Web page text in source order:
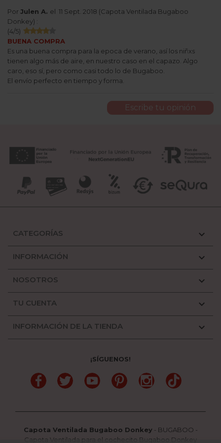
Por Julen A. el 11 Sept. 2018 (Capota Ventilada Bugaboo
Donkey) :
(4/5)
BUENA COMPRA
Es una buena compra para la epoca de verano, así los niñxs
tienen algo más de aire, en nuestro caso en el capazo. Algo
caro, eso sí, pero como casi todo lo de Bugaboo.
El envío perfecto en tiempo y forma.
Escribe tu opinión
CATEGORÍAS 
INFORMACIÓN 
NOSOTROS 
TU CUENTA 
INFORMACIÓN DE LA TIENDA 
¡SÍGUENOS!
FacebookTwitter YouTube PinterestInstagramTikTok
Capota Ventilada Bugaboo Donkey- BUGABOO -
Capota Ventilada para el cochecito Bugaboo Donkey